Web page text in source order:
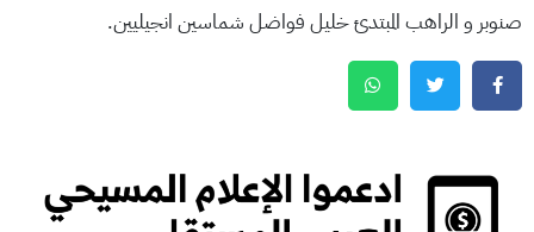
صنوبر و الراهب المبتدئ خليل فواضل شماسين انجيليين.